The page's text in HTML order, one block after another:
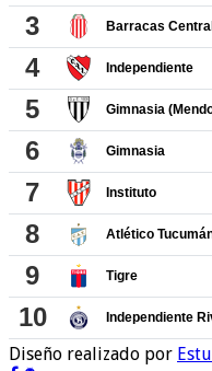
Diseño realizado por